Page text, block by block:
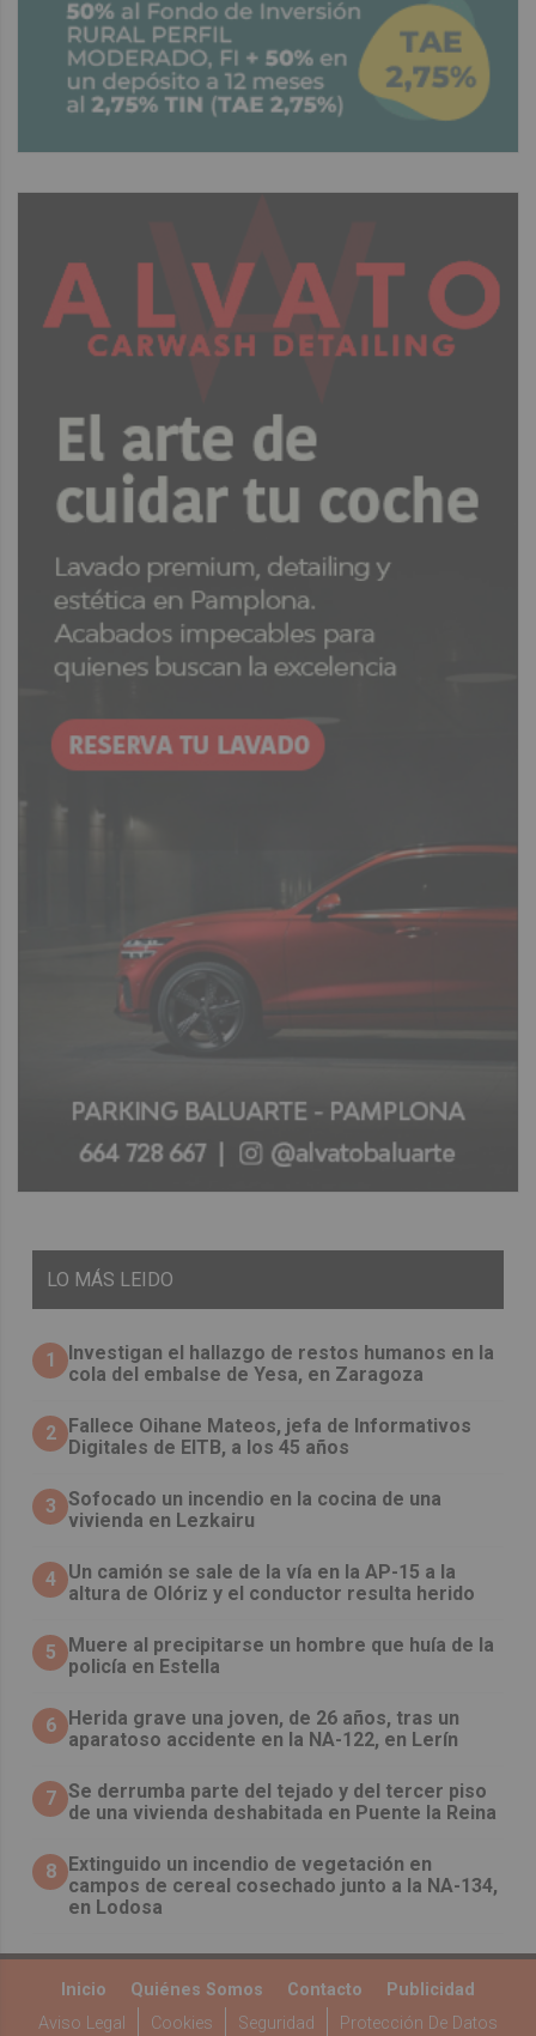
LO MÁS LEIDO
1
Investigan el hallazgo de restos humanos en la
cola del embalse de Yesa, en Zaragoza
2
Fallece Oihane Mateos, jefa de Informativos
Digitales de EITB, a los 45 años
3 Sofocado un incendio en la cocina de una
vivienda en Lezkairu
4 Un camión se sale de la vía en la AP-15 a la
altura de Olóriz y el conductor resulta herido
5
Muere al precipitarse un hombre que huía de la
policía en Estella
6
Herida grave una joven, de 26 años, tras un
aparatoso accidente en la NA-122, en Lerín
7 Se derrumba parte del tejado y del tercer piso
de una vivienda deshabitada en Puente la Reina
8
Extinguido un incendio de vegetación en
campos de cereal cosechado junto a la NA-134,
en Lodosa
Inicio Quiénes Somos Contacto
Publicidad
Aviso Legal
Cookies Seguridad Protección De Datos